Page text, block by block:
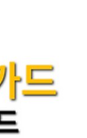
기존에 보유 중인
을 충전하여 사용할
일한 방식으로 결
게 활용할 수 있습